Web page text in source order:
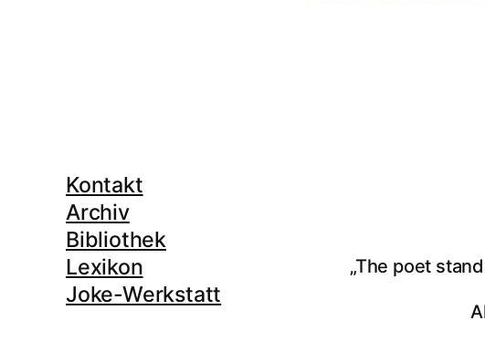
Kontakt
Archiv
Bibliothek
Lexikon
Joke-Werkstatt
„The poet